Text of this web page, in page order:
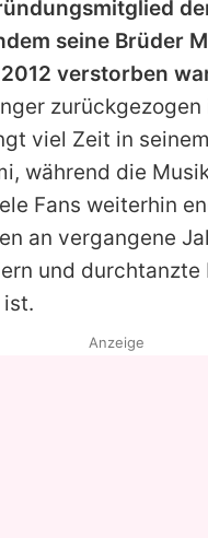
seine Brüder
verstorben
zurückgezogen
viel Zeit in
während die
Fans weiterhin
an vergangene
und durchtanzte
Anzeige